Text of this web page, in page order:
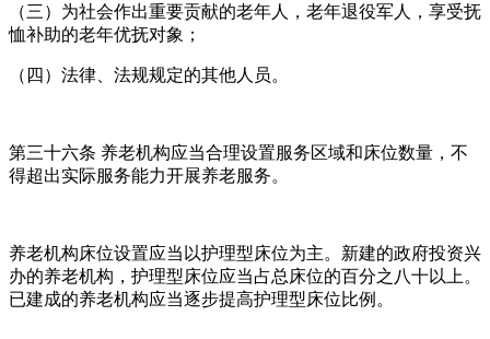
（三）为社会作出重要贡献的老年人，老年退役军人，享受抚
恤补助的老年优抚对象；
（四）法律、法规规定的其他人员。
第三十六条 养老机构应当合理设置服务区域和床位数量，不
得超出实际服务能力开展养老服务。
养老机构床位设置应当以护理型床位为主。新建的政府投资兴
办的养老机构，护理型床位应当占总床位的百分之八十以上。
已建成的养老机构应当逐步提高护理型床位比例。